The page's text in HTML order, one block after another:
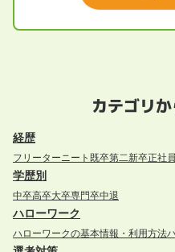
カテゴリ
経歴
フリーターニート 既卒第二新卒正社
学歴別
中卒高卒大卒専門卒中退
ハローワーク
ハローワークの基本情報・利用方法